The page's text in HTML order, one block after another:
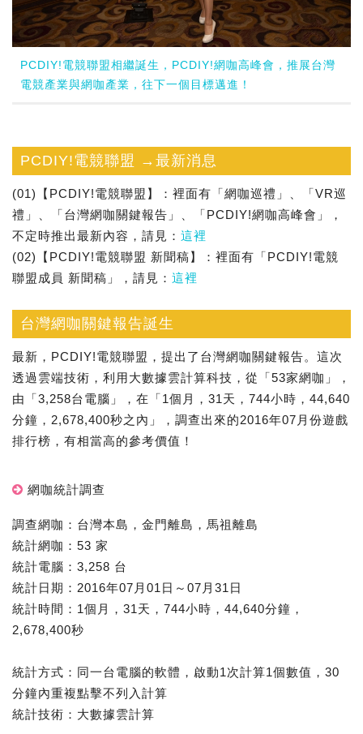
PCDIY!電競聯盟相繼誕生，PCDIY!網咖高峰會，推展台灣
電競產業與網咖產業，往下一個目標邁進！
PCDIY!電競聯盟 →最新消息
(01)【PCDIY!電競聯盟】：裡面有「網咖巡禮」、「VR巡
禮」、「台灣網咖關鍵報告」、「PCDIY!網咖高峰會」，
不定時推出最新內容，請見： 這裡
(02)【PCDIY!電競聯盟 新聞稿】：裡面有「PCDIY!電競
聯盟成員 新聞稿」，請見： 這裡
台灣網咖關鍵報告誕生
最新，PCDIY!電競聯盟，提出了台灣網咖關鍵報告。這次
透過雲端技術，利用大數據雲計算科技，從「53家網咖」，
由「3,258台電腦」，在「1個月，31天，744小時，44,640
分鐘，2,678,400秒之內」，調查出來的2016年07月份遊戲
排行榜，有相當高的參考價值！
網咖統計調查
調查網咖：台灣本島，金門離島，馬祖離島
統計網咖：53 家
統計電腦：3,258 台
統計日期：2016年07月01日～07月31日
統計時間：1個月，31天，744小時，44,640分鐘，
2,678,400秒
統計方式：同一台電腦的軟體，啟動1次計算1個數值，30
分鐘內重複點擊不列入計算
統計技術：大數據雲計算